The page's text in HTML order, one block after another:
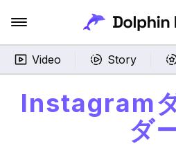
Video Story
Instagram
ダ